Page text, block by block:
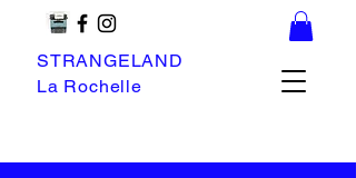
STRANGELAND
La Rochelle